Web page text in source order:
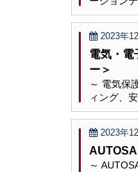
2023年
電気・電
ー＞
～ 電気保
ィング、
2023年
～